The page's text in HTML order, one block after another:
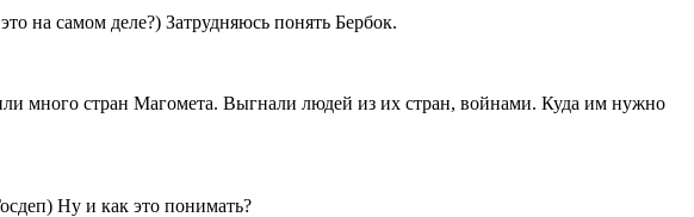
на самом деле?) Затрудняюсь понять Бербок.
много стран Магомета. Выгнали людей из их стран, войнами. Куда им нужно
Ну и как это понимать?